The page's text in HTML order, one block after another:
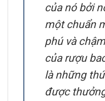
của nó bởi
một chuẩn
phú và
của rượu
là những
được